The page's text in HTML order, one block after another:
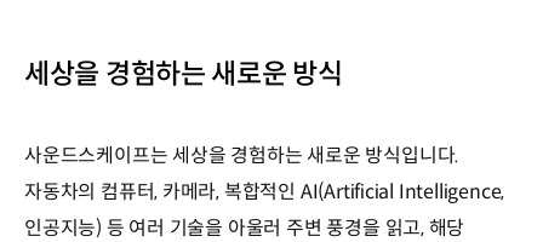
세상을 경험하는 새로운 방식
사운드스케이프는 세상을 경험하는 새로운 방식입니다.
자동차의 컴퓨터, 카메라, 복합적인 AI(Artificial Intelligence,
인공지능) 등 여러 기술을 아울러 주변 풍경을 읽고, 해당